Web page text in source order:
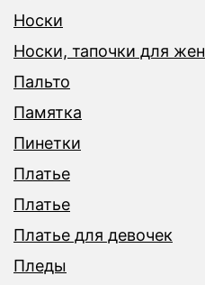
Носки
Носки, тапочки для
Пальто
Памятка
Пинетки
Платье
Платье
Платье для девочек
Пледы